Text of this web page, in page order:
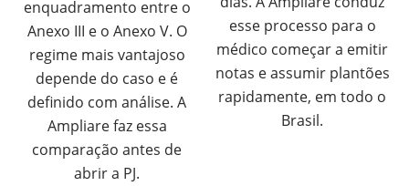
enquadramento entre o
Anexo III e o Anexo V. O
regime mais vantajoso
depende do caso e é
definido com análise. A
Ampliare faz essa
comparação antes de
abrir a PJ.
esse processo para o
médico começar a emitir
notas e assumir plantões
rapidamente, em todo o
Brasil.